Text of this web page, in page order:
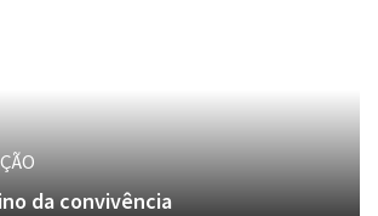
da convivência